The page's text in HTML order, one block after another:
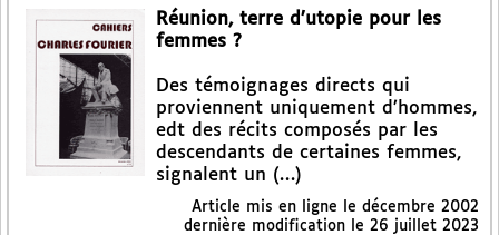
Réunion, terre d’utopie pour les
femmes ?
Des témoignages directs qui
proviennent uniquement d’hommes,
edt des récits composés par les
descendants de certaines femmes,
signalent un (…)
Article mis en ligne le décembre 2002
dernière modification le 26 juillet 2023